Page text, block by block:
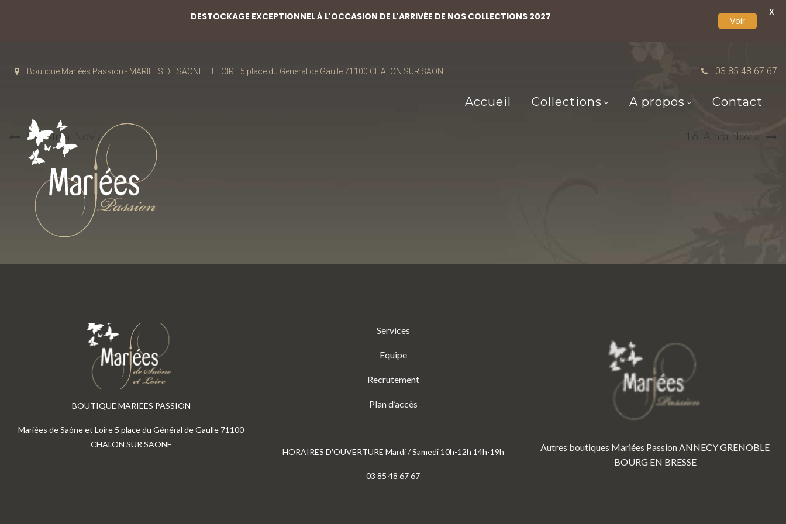
Boutique Mariées Passion - MARIEES DE SAONE ET LOIRE 5 place du Général de Gaulle 71100 CHALON SUR SAONE 03 85 48 67 67
Accueil Collections A propos Contact
14-Alma-Novia 16-Alma Novia
BOUTIQUE MARIEES PASSION
Mariées de Saône et Loire 5 place du Général de Gaulle 71100
CHALON SUR SAONE
Services
Equipe
Recrutement
Plan d’accès
HORAIRES D'OUVERTURE Mardi / Samedi 10h-12h 14h-19h
03 85 48 67 67
Autres boutiques Mariées PassionANNECYGRENOBLE
BOURG EN BRESSE
DESTOCKAGE EXCEPTIONNEL À L'OCCASION DE L'ARRIVÉE DE NOS COLLECTIONS 2027 Voir
X